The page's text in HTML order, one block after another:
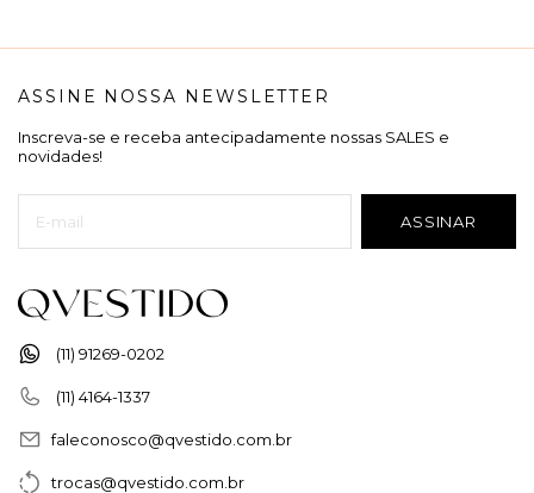
(11) 91269-0202
(11) 4164-1337
faleconosco@qvestido.com.br
trocas@qvestido.com.br
ASSINE NOSSA NEWSLETTER
Inscreva-se e receba antecipadamente nossas SALES e
novidades!